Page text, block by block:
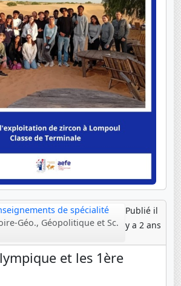
de spécialité
Géo., Géopolitique et Sc.
Publié il
y a 2 ans
et les 1ère